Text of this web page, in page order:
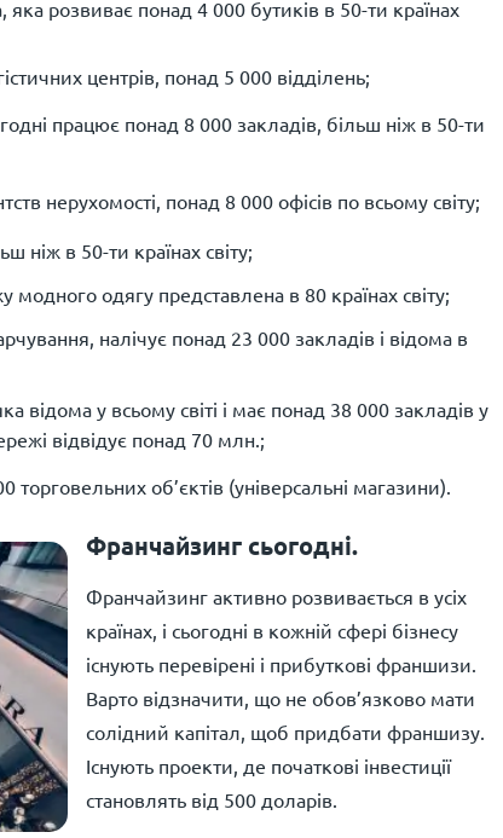
розвиває понад 4 000 бутиків в 50-ти країнах
центрів, понад 5 000 відділень;
працює понад 8 000 закладів, більш ніж в 50-ти
нерухомості, понад 8 000 офісів по всьому світу;
ніж в 50-ти країнах світу;
одягу представлена ​​в 80 країнах світу;
налічує понад 23 000 закладів і відома в
відома у всьому світі і має понад 38 000 закладів у
відвідує понад 70 млн.;
торговельних об’єктів (універсальні магазини).
Франчайзинг сьогодні.
Франчайзинг активно розвивається в усіх
країнах, і сьогодні в кожній сфері бізнесу
існують перевірені і прибуткові франшизи.
Варто відзначити, що не обов’язково мати
солідний капітал, щоб придбати франшизу.
Існують проекти, де початкові інвестиції
становлять від 500 доларів.